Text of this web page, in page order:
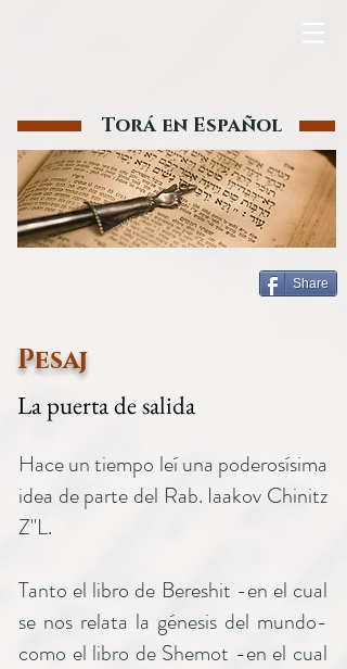
Share
Torá en Español
Hace un tiempo leí una poderosísima
idea de parte del Rab. Iaakov Chinitz
Z"L.
Tanto el libro de Bereshit -en el cual
se nos relata la génesis del mundo-
como el libro de Shemot -en el cual
Pesaj
La puerta de salida